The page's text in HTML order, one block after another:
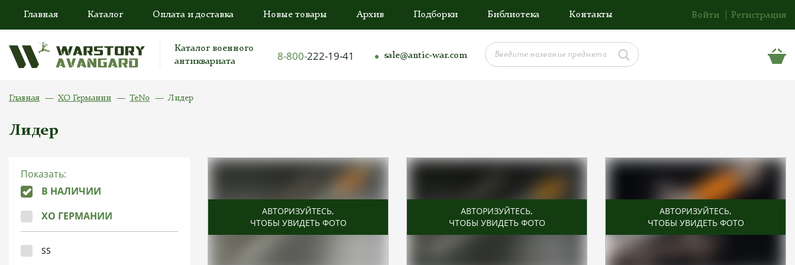
Главная Каталог Оплата и доставка Новые товары Архив Подборки Библиотека Контакты Войти Регистрация
Каталог военного
антиквариата
8-800-222-19-41 sale@antic-war.com
Главная ХО Германии TeNo Лидер
Лидер
Показать:
В НАЛИЧИИ
ХО ГЕРМАНИИ
SS
АВТОРИЗУЙТЕСЬ,
ЧТОБЫ УВИДЕТЬ ФОТО
АВТОРИЗУЙТЕСЬ,
ЧТОБЫ УВИДЕТЬ ФОТО
АВТОРИЗУЙТЕСЬ,
ЧТОБЫ УВИДЕТЬ ФОТО